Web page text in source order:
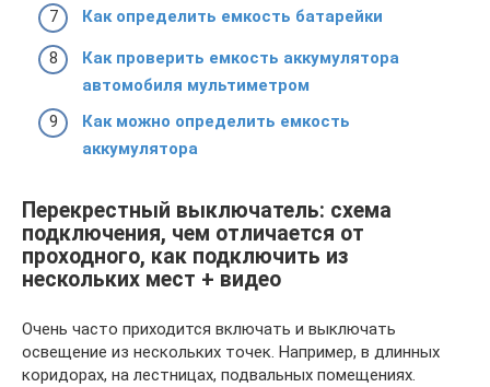
Как определить емкость батарейки
Как проверить емкость аккумулятора
автомобиля мультиметром
Как можно определить емкость
аккумулятора
Перекрестный выключатель: схема
подключения, чем отличается от
проходного, как подключить из
нескольких мест + видео
Очень часто приходится включать и выключать
освещение из нескольких точек. Например, в длинных
коридорах, на лестницах, подвальных помещениях.